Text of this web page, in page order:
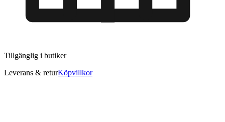
Tillgänglig i butiker
Leverans & returKöpvillkor